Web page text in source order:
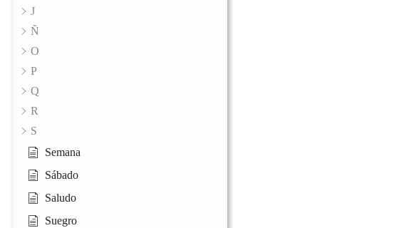
J
Ñ
O
P
Q
R
S
Semana
Sábado
Saludo
Suegro